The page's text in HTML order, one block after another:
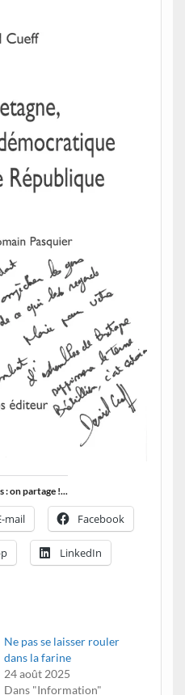
: on partage !...
mail Facebook
LinkedIn
Ne pas se laisser rouler
dans la farine
24 août 2025
Dans "Information"